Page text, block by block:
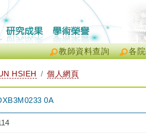
各
教師資料查詢
HSIEH 個人網頁
0A